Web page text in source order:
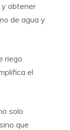
y obtener
de agua y
riego
el
solo
que